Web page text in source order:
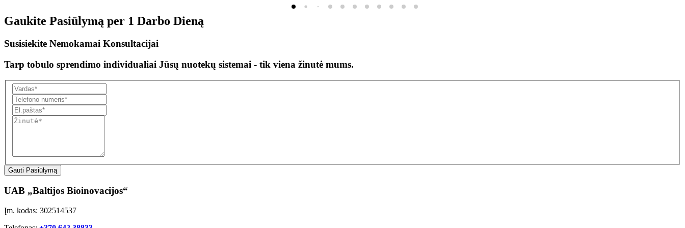
Gaukite Pasiūlymą per 1 Darbo Dieną
Susisiekite Nemokamai Konsultacijai
Tarp tobulo sprendimo individualiai Jūsų nuotekų sistemai - tik viena žinutė mums.
Gauti Pasiūlymą
UAB „Baltijos Bioinovacijos“
Įm. kodas: 302514537